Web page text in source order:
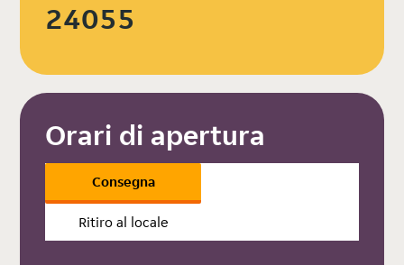
24055
Orari di apertura
Consegna
Ritiro al locale